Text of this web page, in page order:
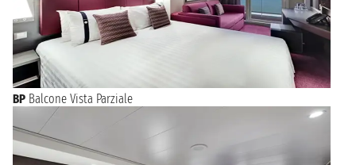
BP Balcone Vista Parziale